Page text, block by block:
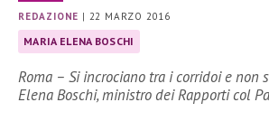
REDAZIONE | 22 MARZO 2016
MARIA ELENA BOSCHI
Roma – Si incrociano tra i corridoi e non
Elena Boschi, ministro dei Rapporti col